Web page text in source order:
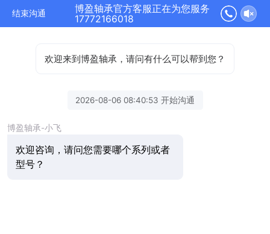
结束沟通
博盈轴承官方客服正在为您服务
17772166018
欢迎来到博盈轴承，请问有什么可以帮到您？
2026-08-06 08:40:53 开始沟通
博盈轴承-小飞
欢迎咨询，请问您需要哪个系列或者
型号？